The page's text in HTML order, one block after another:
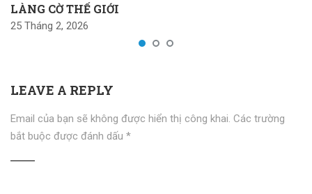
LÀNG CỜ THẾ GIỚI
25 Tháng 2, 2026
LEAVE A REPLY
Email của bạn sẽ không được hiển thị công khai. Các trường
bắt buộc được đánh dấu *